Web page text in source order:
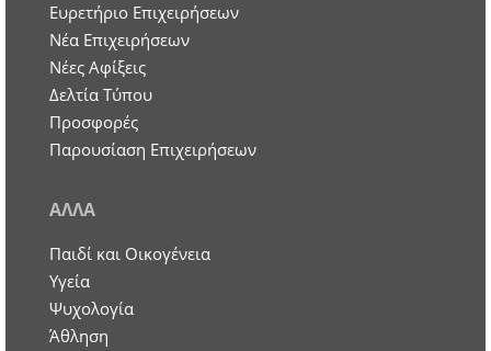
Ευρετήριο Επιχειρήσεων
Nέα Επιχειρήσεων
Νέες Αφίξεις
Δελτία Τύπου
Προσφορές
Παρουσίαση Επιχειρήσεων
ΑΛΛΑ
Παιδί και Οικογένεια
Υγεία
Ψυχολογία
Άθληση